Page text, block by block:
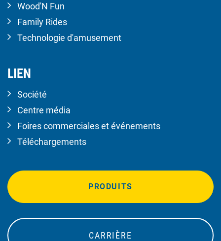
Wood'N Fun
Family Rides
Technologie d'amusement
LIEN
Société
Centre média
Foires commerciales et événements
Téléchargements
PRODUITS
CARRIÈRE